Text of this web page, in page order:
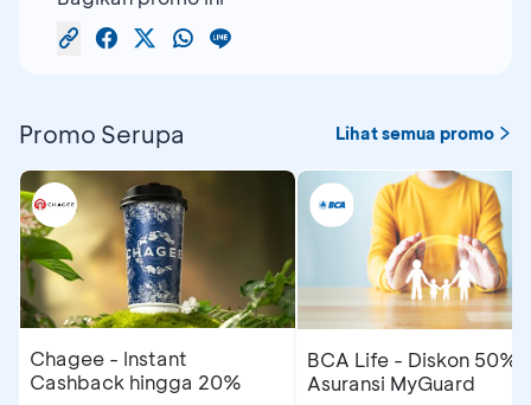
Promo Serupa Lihat semua promo
Chagee - Instant
Cashback hingga 20%
BCA Life - Diskon 50%
Asuransi MyGuard